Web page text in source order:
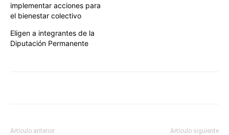
implementar acciones para
el bienestar colectivo
Eligen a integrantes de la
Diputación Permanente
Artículo anterior Artículo siguiente